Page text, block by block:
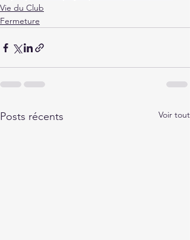
Vie du Club
Fermeture
Posts récents Voir tout